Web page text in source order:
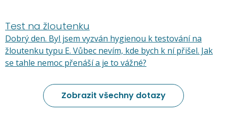
Test na žloutenku
Dobrý den. Byl jsem vyzván hygienou k testování na
žloutenku typu E. Vůbec nevím, kde bych k ní přišel. Jak
se tahle nemoc přenáší a je to vážné?
Zobrazit všechny dotazy